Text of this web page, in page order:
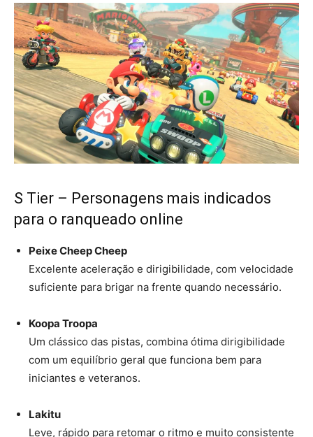
S Tier – Personagens mais indicados
para o ranqueado online
Peixe Cheep Cheep
Excelente aceleração e dirigibilidade, com velocidade
suficiente para brigar na frente quando necessário.
Koopa Troopa
Um clássico das pistas, combina ótima dirigibilidade
com um equilíbrio geral que funciona bem para
iniciantes e veteranos.
Lakitu
Leve, rápido para retomar o ritmo e muito consistente